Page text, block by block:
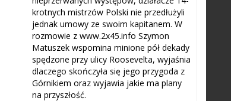
krotnych mistrzów Polski nie przedłużyli
jednak umowy ze swoim kapitanem. W
rozmowie z www.2x45.info Szymon
Matuszek wspomina minione pół dekady
spędzone przy ulicy Roosevelta, wyjaśnia
dlaczego skończyła się jego przygoda z
Górnikiem oraz wyjawia jakie ma plany
na przyszłość.